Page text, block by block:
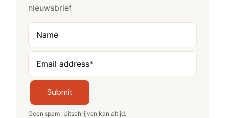
nieuwsbrief
Name
Email address*
Submit
Geen spam. Uitschrijven kan altijd.